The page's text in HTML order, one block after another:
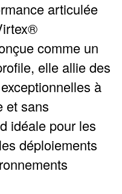
articulée
comme un
elle allie des
à
et sans
idéale pour les
déploiements